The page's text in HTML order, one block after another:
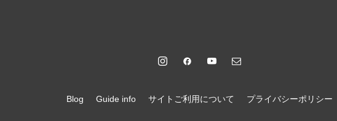
Blog Guide info サイトご利用について プライバシーポリシー